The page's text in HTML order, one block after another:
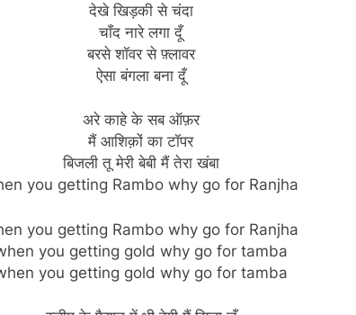
देखे खिड़की से चंदा
चाँद नारे लगा दूँ
बरसे शॉवर से फ़्लावर
ऐसा बंगला बना दूँ
अरे काहे के सब ऑफ़र
मैं आशिक़ों का टॉपर
बिजली तू मेरी बेबी मैं तेरा खंबा
you getting Rambo why go for Ranjha
you getting Rambo why go for Ranjha
you getting gold why go for tamba
you getting gold why go for tamba